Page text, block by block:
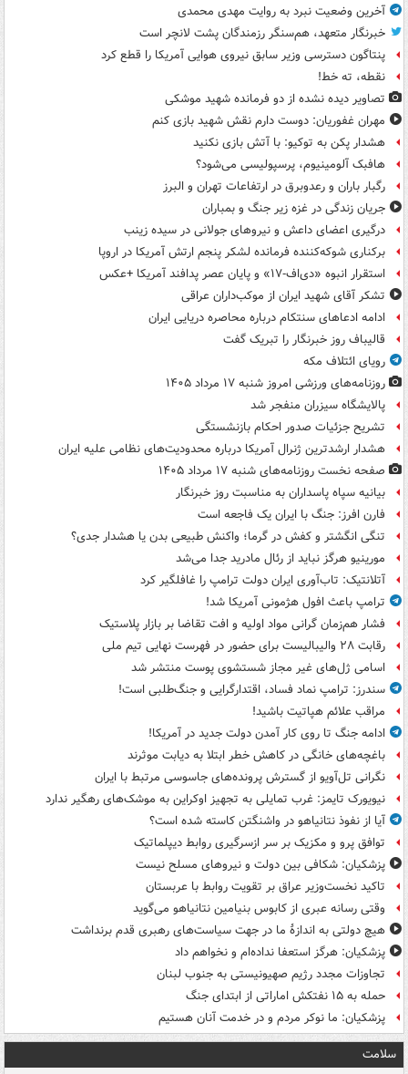
آخرین وضعیت نبرد به روایت مهدی محمدی
خبرنگار متعهد، هم‌سنگر رزمندگان پشت لانچر است
پنتاگون دسترسی وزیر سابق نیروی هوایی آمریکا را قطع کرد
نقطه، ته خط!
تصاویر دیده‌ نشده از دو فرمانده شهید موشکی
مهران غفوریان: دوست دارم نقش شهید بازی کنم
هشدار پکن به توکیو: با آتش بازی نکنید
هافبک آلومینیوم، پرسپولیسی می‌شود؟
رگبار باران و رعدوبرق در ارتفاعات تهران و البرز
جریان زندگی در غزه زیر جنگ و بمباران
درگیری اعضای داعش و نیروهای جولانی در سیده زینب
برکناری شوکه‌کننده فرمانده لشکر پنجم ارتش آمریکا در اروپا
استقرار انبوه «دی‌اف‑۱۷» و پایان عصر پدافند آمریکا +عکس
تشکر آقای شهید ایران از موکب‌داران عراقی
ادامه ادعاهای سنتکام درباره محاصره دریایی ایران
قالیباف روز خبرنگار را تبریک گفت
رویای ائتلاف مکه
روزنامه‌های ورزشی امروز ‌شنبه ۱۷ مرداد ۱۴۰۵
پالایشگاه سیزران منفجر شد
تشریح جزئیات صدور احکام بازنشستگی
هشدار ارشدترین ژنرال آمریکا درباره محدودیت‌های نظامی علیه ایران
صفحه نخست روزنامه‌های شنبه ۱۷ مرداد ۱۴۰۵
بیانیه سپاه پاسداران به مناسبت روز خبرنگار
فارن افرز: جنگ با ایران یک فاجعه است
تنگی انگشتر و کفش در گرما؛ واکنش طبیعی بدن یا هشدار جدی؟
مورینیو هرگز نباید از رئال مادرید جدا می‌شد
آتلانتیک: تاب‌آوری ایران دولت ترامپ را غافلگیر کرد
ترامپ باعث افول هژمونی آمریکا شد!
فشار هم‌زمان گرانی مواد اولیه و افت تقاضا بر بازار پلاستیک
رقابت ۲۸ والیبالیست برای حضور در فهرست نهایی تیم ملی
اسامی ژل‌های غیر مجاز شستشوی پوست منتشر شد
سندرز: ترامپ نماد فساد، اقتدارگرایی و جنگ‌طلبی است!
مراقب علائم هپاتیت باشید!
ادامه جنگ تا روی کار آمدن دولت جدید در آمریکا!
باغچه‌های خانگی در کاهش خطر ابتلا به دیابت موثرند
نگرانی تل‌آویو از گسترش پرونده‌های جاسوسی مرتبط با ایران
نیویورک تایمز: غرب تمایلی به تجهیز اوکراین به موشک‌های رهگیر ندارد
آیا از نفوذ نتانیاهو در واشنگتن کاسته شده است؟
توافق پرو و مکزیک بر سر ازسرگیری روابط دیپلماتیک
پزشکیان: شکافی بین دولت و نیروهای مسلح نیست
تاکید نخست‌وزیر عراق بر تقویت روابط با عربستان
وقتی رسانه عبری از کابوس بنیامین نتانیاهو می‌گوید
هیچ دولتی به اندازۀ ما در جهت سیاست‌های رهبری قدم برنداشت
پزشکیان: هرگز استعفا نداده‌ام و نخواهم داد
تجاوزات مجدد رژیم صهیونیستی به جنوب لبنان
حمله به ۱۵ نفتکش‌ اماراتی از ابتدای جنگ
پزشکیان: ما نوکر مردم و در خدمت آنان هستیم
سلامت